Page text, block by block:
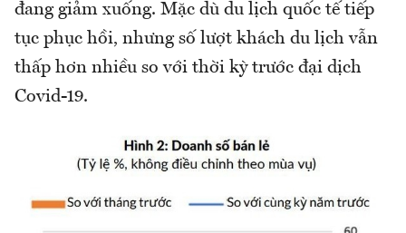
đang giảm xuống. Mặc dù du lịch quốc tế tiếp
tục phục hồi, nhưng số lượt khách du lịch vẫn
thấp hơn nhiều so với thời kỳ trước đại dịch
Covid-19.